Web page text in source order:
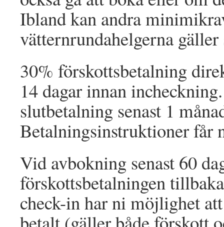
Ibland kan andra
vätternrundahelgerna
30% förskottsbetalning
14 dagar innan
slutbetalning senast 1
Betalningsinstruktioner får
Vid avbokning senast 60
förskottsbetalningen
check-in har ni möjlighet